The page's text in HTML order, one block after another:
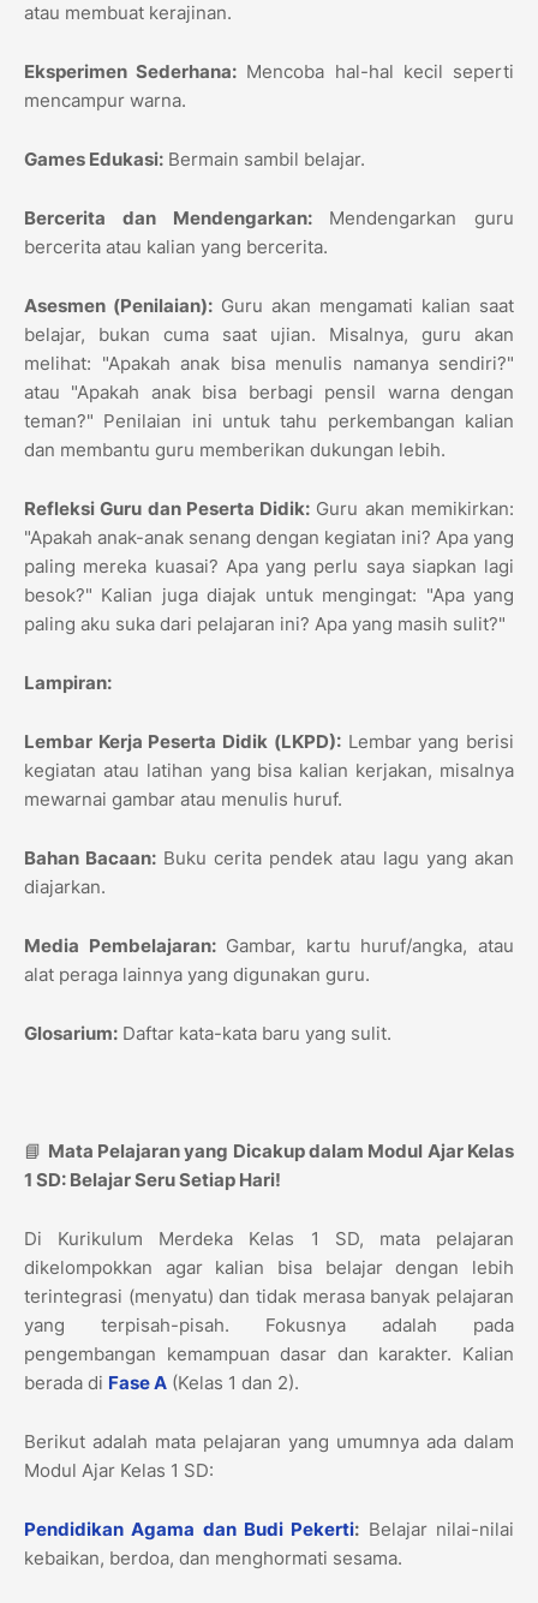
atau membuat kerajinan.
Eksperimen Sederhana: Mencoba hal-hal kecil seperti
mencampur warna.
Games Edukasi: Bermain sambil belajar.
Bercerita dan Mendengarkan:Mendengarkan guru
bercerita atau kalian yang bercerita.
Asesmen (Penilaian): Guru akan mengamati kalian saat
belajar, bukan cuma saat ujian. Misalnya, guru akan
melihat: "Apakah anak bisa menulis namanya sendiri?"
atau "Apakah anak bisa berbagi pensil warna dengan
teman?" Penilaian ini untuk tahu perkembangan kalian
dan membantu guru memberikan dukungan lebih.
Refleksi Guru dan Peserta Didik: Guru akan memikirkan:
"Apakah anak-anak senang dengan kegiatan ini? Apa yang
paling mereka kuasai? Apa yang perlu saya siapkan lagi
besok?" Kalian juga diajak untuk mengingat: "Apa yang
paling aku suka dari pelajaran ini? Apa yang masih sulit?"
Lampiran:
Lembar Kerja Peserta Didik (LKPD):Lembar yang berisi
kegiatan atau latihan yang bisa kalian kerjakan, misalnya
mewarnai gambar atau menulis huruf.
Bahan Bacaan: Buku cerita pendek atau lagu yang akan
diajarkan.
Media Pembelajaran:Gambar, kartu huruf/angka, atau
alat peraga lainnya yang digunakan guru.
Glosarium: Daftar kata-kata baru yang sulit.
📘 Mata Pelajaran yang Dicakup dalam Modul Ajar Kelas
1 SD: Belajar Seru Setiap Hari!
Di Kurikulum Merdeka Kelas 1 SD, mata pelajaran
dikelompokkan agar kalian bisa belajar dengan lebih
terintegrasi (menyatu) dan tidak merasa banyak pelajaran
yang terpisah-pisah. Fokusnya adalah pada
pengembangan kemampuan dasar dan karakter. Kalian
berada di Fase A (Kelas 1 dan 2).
Berikut adalah mata pelajaran yang umumnya ada dalam
Modul Ajar Kelas 1 SD:
Pendidikan Agama dan Budi Pekerti: Belajar nilai-nilai
kebaikan, berdoa, dan menghormati sesama.